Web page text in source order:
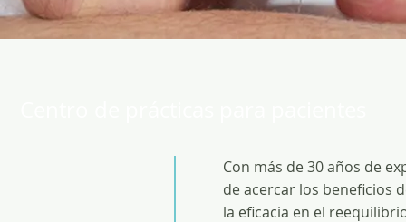
Con más de 30 años de
de acercar los beneficios
la eficacia en el